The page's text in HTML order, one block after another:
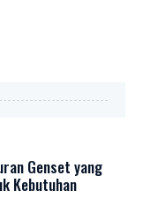
Genset yang
Kebutuhan